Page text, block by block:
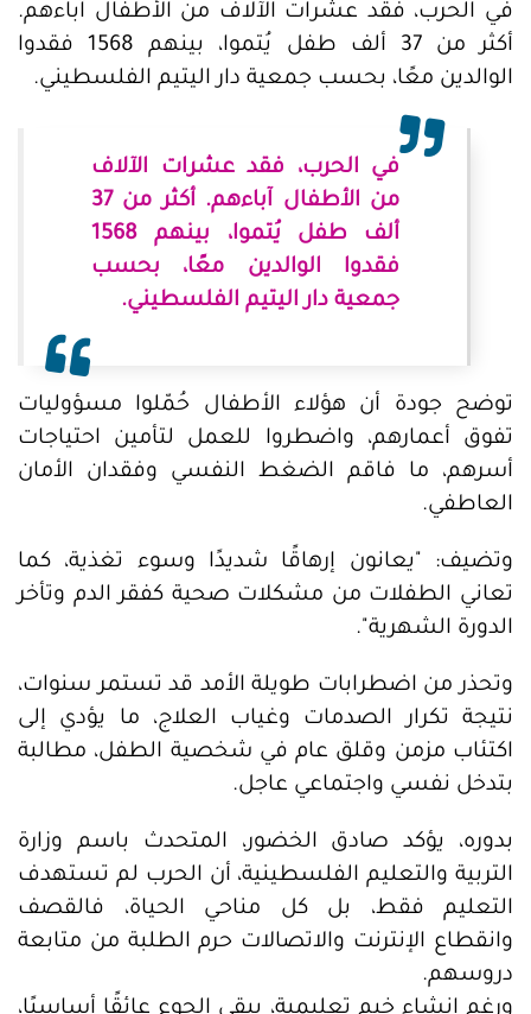
في الحرب، فقد عشرات الآلاف من الأطفال آباءهم.
أكثر من 37 ألف طفل يُتموا، بينهم 1568 فقدوا
الوالدين معًا، بحسب جمعية دار اليتيم الفلسطيني.
في الحرب، فقد عشرات الآلاف
من الأطفال آباءهم. أكثر من 37
ألف طفل يُتموا، بينهم 1568
فقدوا الوالدين معًا، بحسب
جمعية دار اليتيم الفلسطيني.
توضح جودة أن هؤلاء الأطفال حُمّلوا مسؤوليات
تفوق أعمارهم، واضطروا للعمل لتأمين احتياجات
أسرهم، ما فاقم الضغط النفسي وفقدان الأمان
العاطفي.
وتضيف: "يعانون إرهاقًا شديدًا وسوء تغذية، كما
تعاني الطفلات من مشكلات صحية كفقر الدم وتأخر
الدورة الشهرية".
وتحذر من اضطرابات طويلة الأمد قد تستمر سنوات،
نتيجة تكرار الصدمات وغياب العلاج، ما يؤدي إلى
اكتئاب مزمن وقلق عام في شخصية الطفل، مطالبة
بتدخل نفسي واجتماعي عاجل.
بدوره، يؤكد صادق الخضور، المتحدث باسم وزارة
التربية والتعليم الفلسطينية، أن الحرب لم تستهدف
التعليم فقط، بل كل مناحي الحياة، فالقصف
وانقطاع الإنترنت والاتصالات حرم الطلبة من متابعة
دروسهم.